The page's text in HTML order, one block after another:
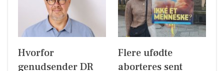
Hvorfor
genudsender DR
Flere ufødte
aborteres sent